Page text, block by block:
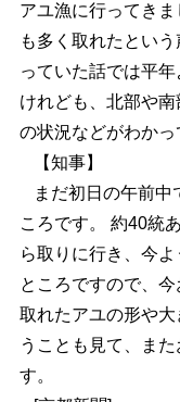
アユ漁に行ってき
も多く取れたとい
っていた話では平
けれども、北部や
の状況などがわかっ
【知事】
まだ初日の午前中
ころです。 約40統
ら取りに行き、今
ところですので、
取れたアユの形や
うことも見て、ま
す。